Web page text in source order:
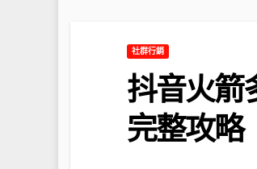
社群行銷
抖音火箭
完整攻略